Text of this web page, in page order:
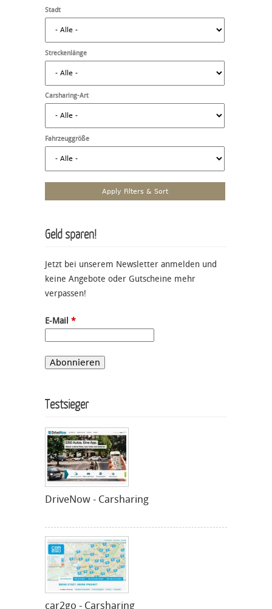
Stadt
Streckenlänge
Carsharing-Art
Fahrzeuggröße
Geld sparen!
Jetzt bei unserem Newsletter anmelden und
keine Angebote oder Gutscheine mehr
verpassen!
E-Mail *
Testsieger
DriveNow - Carsharing
car2go - Carsharing